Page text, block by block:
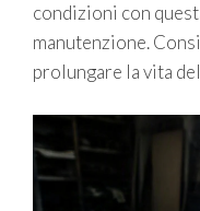
condizioni con
manutenzione.
prolungare la vita